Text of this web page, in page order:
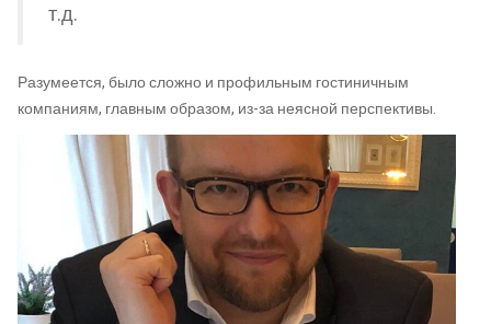
т.д.
Разумеется, было сложно и профильным гостиничным
компаниям, главным образом, из-за неясной перспективы.